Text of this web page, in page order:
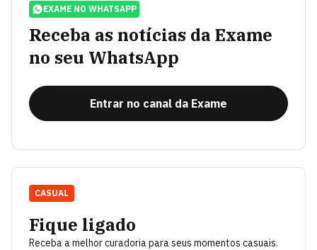
EXAME NO WHATSAPP
Receba as notícias da Exame
no seu WhatsApp
Entrar no canal da Exame
Fique ligado
Receba a melhor curadoria para seus momentos casuais.
CASUAL